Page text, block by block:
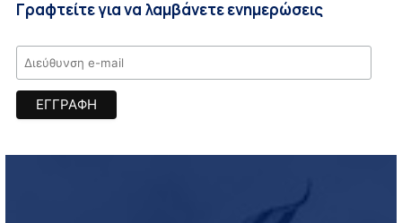
Γραφτείτε για να λαμβάνετε ενημερώσεις